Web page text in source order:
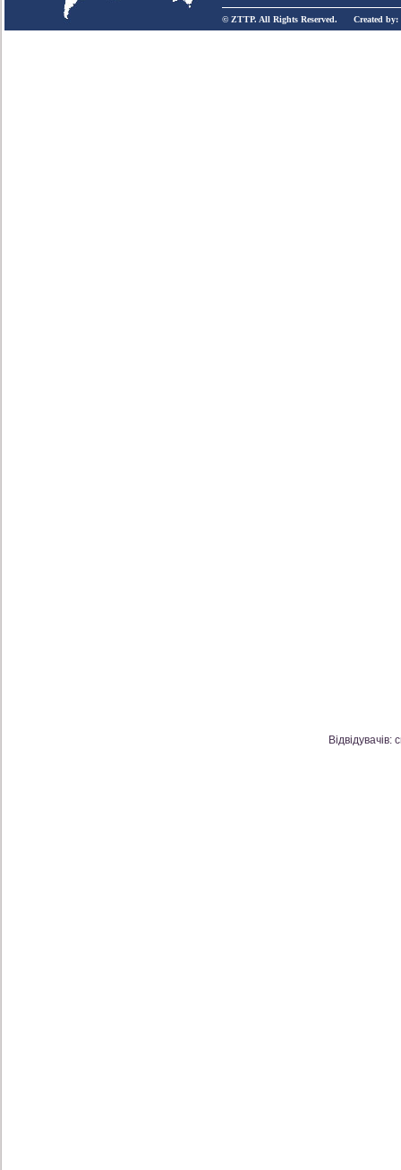
© ZTTP. All Rights Reserved. Created by: